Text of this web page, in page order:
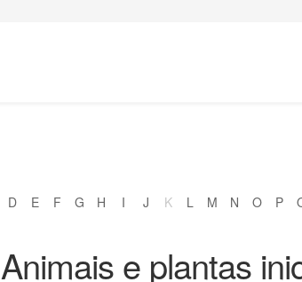
D E F G H I J K L M N O P
Animais e plantas